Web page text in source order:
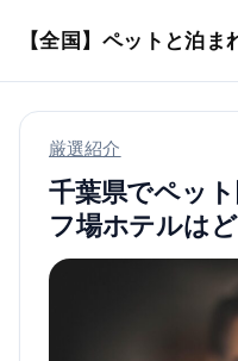
厳選紹介
千葉県でペッ
フ場ホテルは